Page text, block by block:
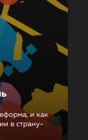
и как
в страну-